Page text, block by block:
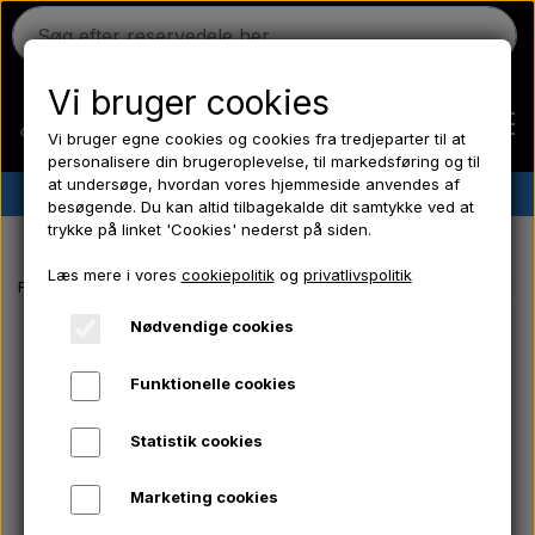
Ferguson
Massey Ferguson
✔︎ Dansk lager✔︎ Hurtig levering ✔︎ Lave priser
Forside EL-Dele/ Kemi/ Frostpropper/ Hydraulik/ Værktøj/ Pære/
Vi bruger cookies
Vi bruger egne cookies og cookies fra tredjeparter til at
personalisere din brugeroplevelse, til markedsføring og til
at undersøge, hvordan vores hjemmeside anvendes af
besøgende. Du kan altid tilbagekalde dit samtykke ved at
trykke på linket 'Cookies' nederst på siden.
Læs mere i vores cookiepolitikog privatlivspolitik
Nødvendige cookies
Funktionelle cookies
Statistik cookies
Marketing cookies